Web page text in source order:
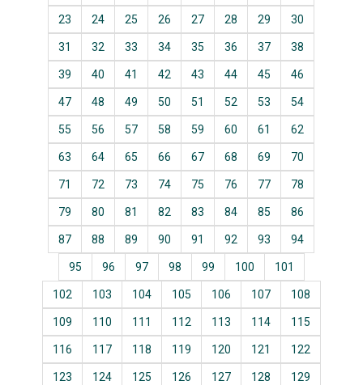
23 24 25 26 27 28 29 30
31 32 33 34 35 36 37 38
39 40 41 42 43 44 45 46
47 48 49 50 51 52 53 54
55 56 57 58 59 60 61 62
63 64 65 66 67 68 69 70
71 72 73 74 75 76 77 78
79 80 81 82 83 84 85 86
87 88 89 90 91 92 93 94
95 96 97 98 99 100 101
102 103 104 105 106 107 108
109 110 111 112 113 114 115
116 117 118 119 120 121 122
123 124 125 126 127 128 129